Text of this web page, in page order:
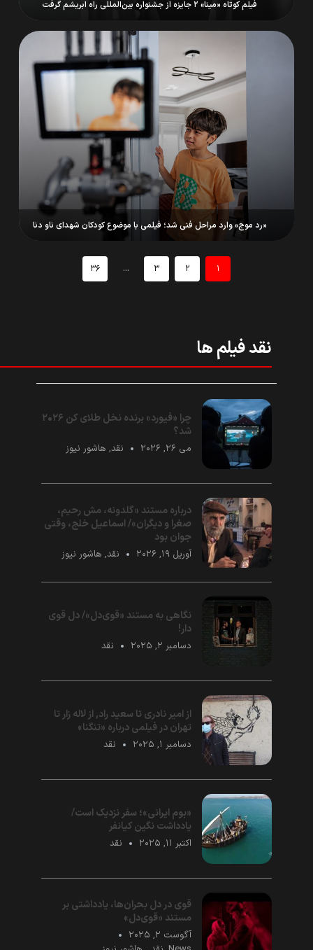
فیلم کوتاه «مینا» ۲ جایزه از جشنواره بین‌المللی راه ابریشم گرفت
«رد موج» وارد مراحل فنی شد؛ فیلمی با موضوع کودکان شهدای ناو دنا
۱ ۲ ۳ ... ۳۶
نقد فیلم ها
چرا «فیورد» برنده نخل طلای کن ۲۰۲۶
شد؟
می ۲۶, ۲۰۲۶ نقد, هاشور نیوز
درباره مستند «گلدونه، مش رحیم،
صغرا و دیگران»/ اسماعیل خلج، وقتی
جوان بود
آوریل ۱۹, ۲۰۲۶ نقد, هاشور نیوز
نگاهی به مستند «قوی‌دل»/ دل قوی
دار!
دسامبر ۲, ۲۰۲۵ نقد
از امیر نادری تا سعید راد, از لاله زار تا
تهران در فیلمی درباره «تنگنا»
دسامبر ۱, ۲۰۲۵ نقد
«بوم ایرانی»؛ سفر نزدیک است/
یادداشت نگین کیانفر
اکتبر ۱۱, ۲۰۲۵ نقد
قوی در دل بحران‌ها، یادداشتی بر
مستند «قوی‌‌دل»
آگوست ۲, ۲۰۲۵